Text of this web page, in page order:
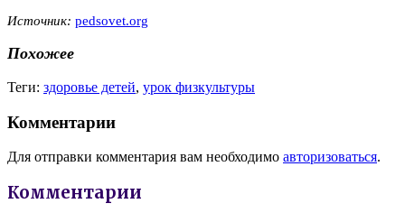
Источник: pedsovet.org
Похожее
Теги: здоровье детей, урок физкультуры
Комментарии
Для отправки комментария вам необходимо авторизоваться.
Комментарии